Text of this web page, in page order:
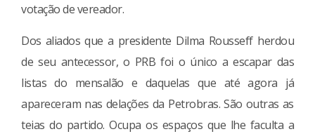
votação de vereador.
Dos aliados que a presidente Dilma Rousseff herdou
de seu antecessor, o PRB foi o único a escapar das
listas do mensalão e daquelas que até agora já
apareceram nas delações da Petrobras. São outras as
teias do partido. Ocupa os espaços que lhe faculta a